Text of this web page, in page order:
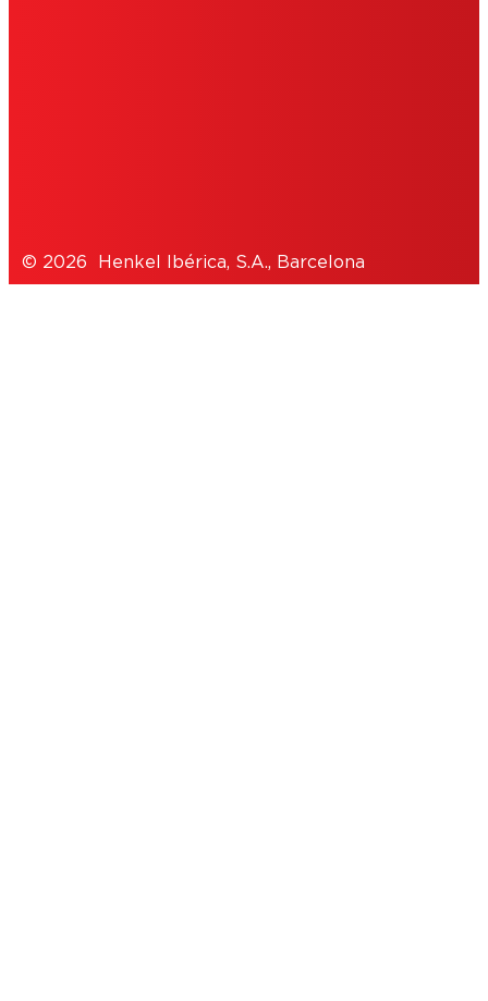
© 2026 Henkel Ibérica, S.A., Barcelona